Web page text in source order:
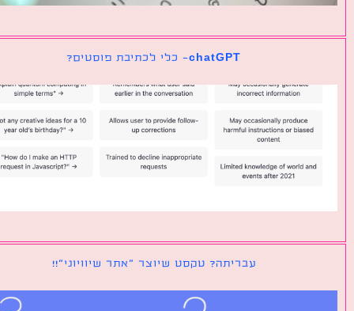
chatGPT- כלי לכתיבת פוסטים?
עבריתה? טקסט שיוצר ״אתר שיוויוני״!!